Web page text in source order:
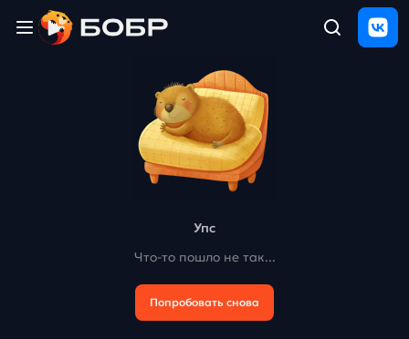
Упс
Что-то пошло не так...
Попробовать снова